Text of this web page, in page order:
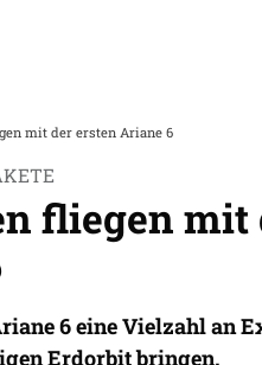
mit der ersten Ariane 6
fliegen mit
6 eine Vielzahl an
Erdorbit bringen.